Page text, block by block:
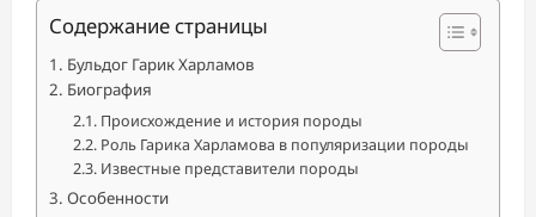
Содержание страницы
Бульдог Гарик Харламов
Биография
Происхождение и история породы
Роль Гарика Харламова в популяризации породы
Известные представители породы
Особенности